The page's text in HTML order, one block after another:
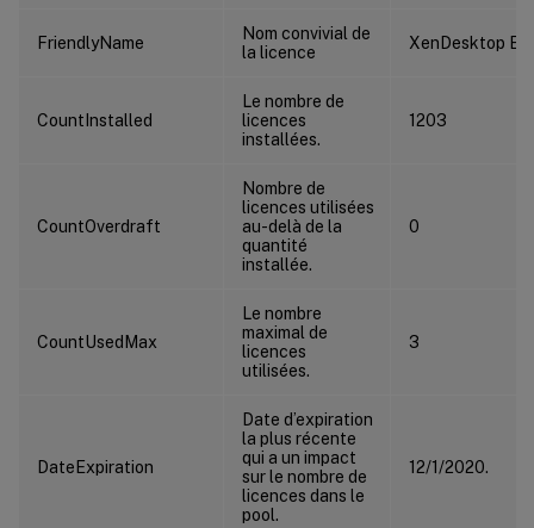
FriendlyName
Nom convivial de
la licence
XenDesktop
CountInstalled
Le nombre de
licences
installées.
1203
CountOverdraft
Nombre de
licences utilisées
au-delà de la
quantité
installée.
0
CountUsedMax
Le nombre
maximal de
licences
utilisées.
3
DateExpiration
Date d’expiration
la plus récente
qui a un impact
sur le nombre de
licences dans le
pool.
12/1/2020.